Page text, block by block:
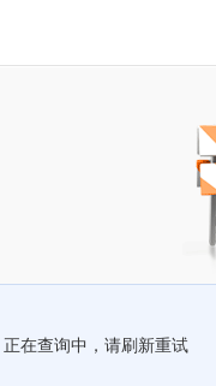
正在查询中，请刷新重试